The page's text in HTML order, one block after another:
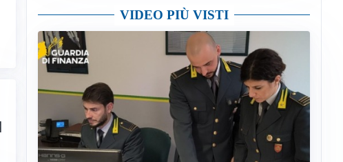
VIDEO PIÙ VISTI